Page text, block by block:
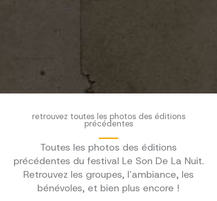
retrouvez toutes les photos des éditions
précédentes
Toutes les photos des éditions
précédentes du festival Le Son De La Nuit.
Retrouvez les groupes, l’ambiance, les
bénévoles, et bien plus encore !